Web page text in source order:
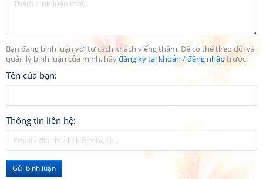
Bạn đang bình luận với tư cách khách viếng thăm. Để có thể theo dõi và
quản lý bình luận của mình, hãyđăng ký tài khoản /đăng nhậptrước.
Tên của bạn:
Thông tin liên hệ:
Gửi bình luận